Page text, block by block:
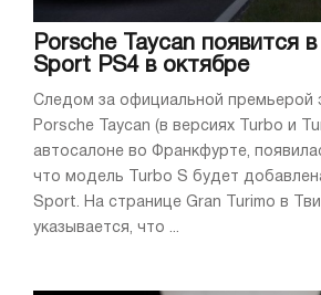
Porsche Taycan появится
Sport PS4 в октябре
Следом за официальной премьерой
Porsche Taycan (в версиях Turbo и
автосалоне во Франкфурте,
что модель Turbo S будет
Sport. На странице Gran Turimo в
указывается, что ...